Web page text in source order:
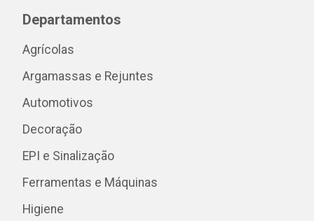
Departamentos
Agrícolas
Argamassas e Rejuntes
Automotivos
Decoração
EPI e Sinalização
Ferramentas e Máquinas
Higiene